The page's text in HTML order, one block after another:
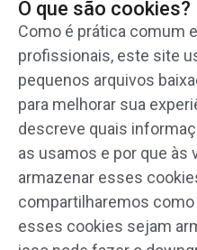
O que são cookies?
Como é prática comum
profissionais, este site
pequenos arquivos
para melhorar sua
descreve quais
as usamos e por que às
armazenar esses
compartilharemos
esses cookies sejam